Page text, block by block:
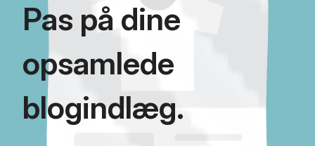
Pas på dine
opsamlede
blogindlæg.